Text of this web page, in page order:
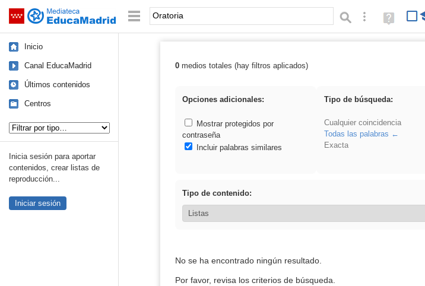
Saltar navegación Palabra o frase: Búsqueda avanzada
Ayuda
(en
Inicio
Canal EducaMadrid
Últimos contenidos
Centros
Inicia sesión para aportar
contenidos, crear listas de
reproducción...
Iniciar sesión
Resultados de: Oratoria
0medios totales (hay filtros aplicados)
Opciones adicionales:
Mostrar protegidos por
contraseña
Incluir palabras similares
Tipo de búsqueda:
Cualquier coincidencia
Todas las palabras
Exacta
Tipo de contenido:
No se ha encontrado ningún resultado.
Por favor, revisa los criterios de búsqueda.